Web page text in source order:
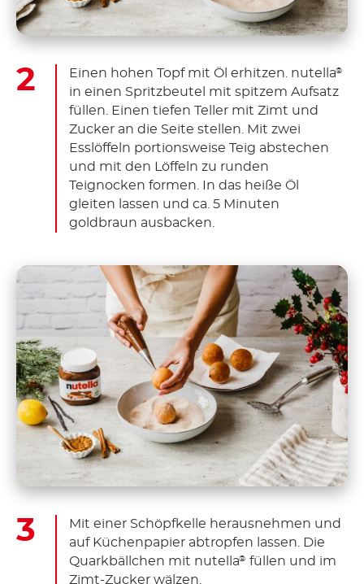
Einen hohen Topf mit Öl erhitzen. nutella®
in einen Spritzbeutel mit spitzem Aufsatz
füllen. Einen tiefen Teller mit Zimt und
Zucker an die Seite stellen. Mit zwei
Esslöffeln portionsweise Teig abstechen
und mit den Löffeln zu runden
Teignocken formen. In das heiße Öl
gleiten lassen und ca. 5 Minuten
goldbraun ausbacken.
Mit einer Schöpfkelle herausnehmen und
auf Küchenpapier abtropfen lassen. Die
Quarkbällchen mit nutella® füllen und im
Zimt-Zucker wälzen.